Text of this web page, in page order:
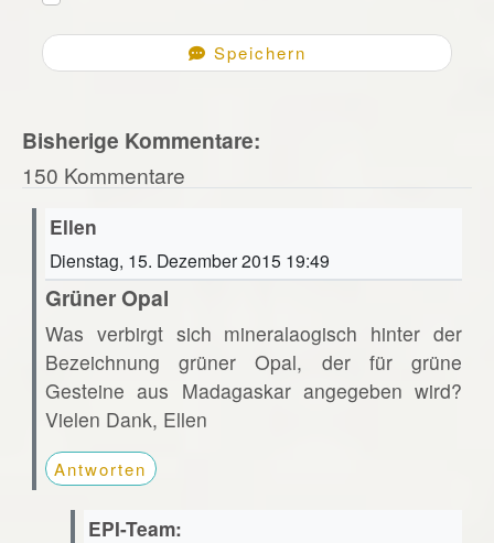
Speichern
Bisherige Kommentare:
150 Kommentare
Ellen
Dienstag, 15. Dezember 2015 19:49
Grüner Opal
Was verbirgt sich mineralaogisch hinter der
Bezeichnung grüner Opal, der für grüne
Gesteine aus Madagaskar angegeben wird?
Vielen Dank, Ellen
Antworten
EPI-Team: